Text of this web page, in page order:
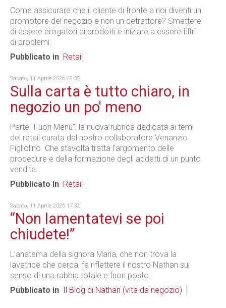
Come assicurare che il cliente di fronte a noi diventi un
promotore del negozio e non un detrattore? Smettere
di essere erogatori di prodotti e iniziare a essere filtri
di problemi.
Pubblicato in Retail
Sabato, 11 Aprile 2026 22:35
Sulla carta è tutto chiaro, in
negozio un po' meno
Parte "Fuori Menù", la nuova rubrica dedicata ai temi
del retail curata dal nostro collaboratore Venanzio
Figliolino. Che stavolta tratta l'argomento delle
procedure e della formazione degli addetti di un punto
vendita.
Pubblicato in Retail
Sabato, 11 Aprile 2026 17:32
“Non lamentatevi se poi
chiudete!”
L’anatema della signora Maria, che non trova la
lavatrice che cerca, fa riflettere il nostro Nathan sul
senso di una rabbia totale e fuori posto.
Pubblicato in
Il Blog di Nathan (vita da negozio)